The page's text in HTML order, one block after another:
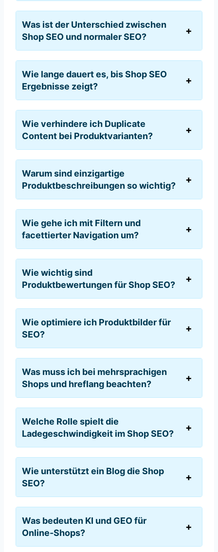
Was ist der Unterschied zwischen
Shop SEO und normaler SEO?
Wie lange dauert es, bis Shop SEO
Ergebnisse zeigt?
Wie verhindere ich Duplicate
Content bei Produktvarianten?
Warum sind einzigartige
Produktbeschreibungen so wichtig?
Wie gehe ich mit Filtern und
facettierter Navigation um?
Wie wichtig sind
Produktbewertungen für Shop SEO?
Wie optimiere ich Produktbilder für
SEO?
Was muss ich bei mehrsprachigen
Shops und hreflang beachten?
Welche Rolle spielt die
Ladegeschwindigkeit im Shop SEO?
Wie unterstützt ein Blog die Shop
SEO?
Was bedeuten KI und GEO für
Online-Shops?